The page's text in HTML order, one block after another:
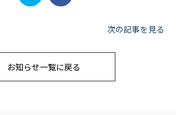
次の記事を見る
お知らせ一覧に戻る